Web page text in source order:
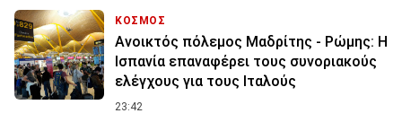
ΚΟΣΜΟΣ
Ανοικτός πόλεμος Μαδρίτης - Ρώμης: Η
Ισπανία επαναφέρει τους συνοριακούς
ελέγχους για τους Ιταλούς
23:42